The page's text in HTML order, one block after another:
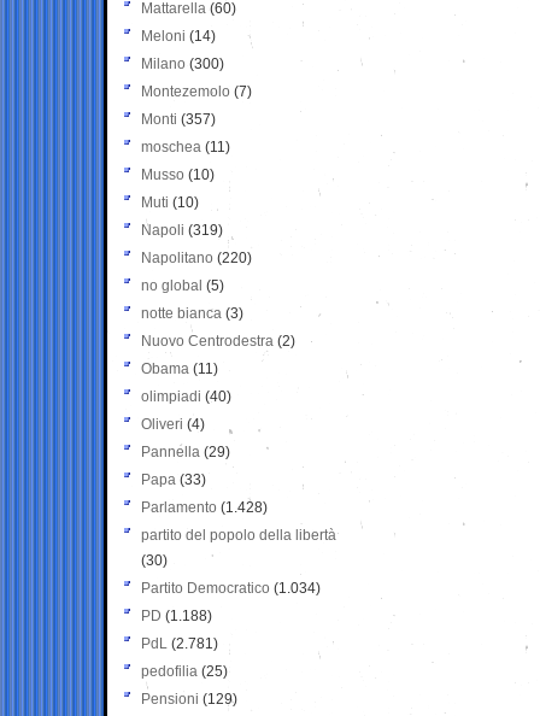
Mattarella (60)
Meloni (14)
Milano (300)
Montezemolo (7)
Monti (357)
moschea (11)
Musso (10)
Muti (10)
Napoli (319)
Napolitano (220)
no global (5)
notte bianca (3)
Nuovo Centrodestra (2)
Obama (11)
olimpiadi (40)
Oliveri (4)
Pannella (29)
Papa (33)
Parlamento (1.428)
partito del popolo della libertà
(30)
Partito Democratico (1.034)
PD (1.188)
PdL (2.781)
pedofilia (25)
Pensioni (129)